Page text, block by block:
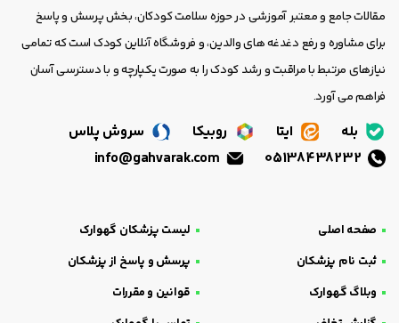
مقالات جامع و معتبر آموزشی در حوزه سلامت کودکان، بخش پرسش و پاسخ
برای مشاوره و رفع دغدغه های والدین، و فروشگاه آنلاین کودک است که تمامی
نیازهای مرتبط با مراقبت و رشد کودک را به صورت یکپارچه و با دسترسی آسان
فراهم می آورد.
بله ایتا روبیکا
سروش پلاس
صفحه اصلی
لیست پزشکان گهوارک
ثبت نام پزشکان
پرسش و پاسخ از پزشکان
وبلاگ گهوارک
قوانین و مقررات